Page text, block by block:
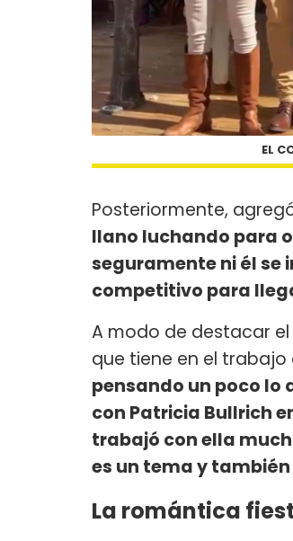
EL
Posteriormente,
llano luchando para
seguramente ni él se
competitivo para
A modo de destacar
que tiene en el trabajo
pensando un poco lo
con Patricia Bullrich
trabajó con ella
es un tema y
La romántica